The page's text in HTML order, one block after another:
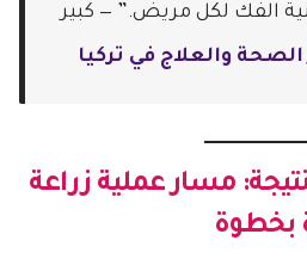
بنية الفك لكل مريض.” — كبير
والعلاج في تركيا
مسارعملية زراعة
بخطوة